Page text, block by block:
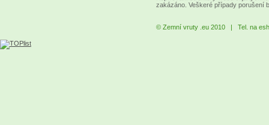
zakázáno. Veškeré případy porušení
© Zemní vruty .eu 2010 | Tel. na